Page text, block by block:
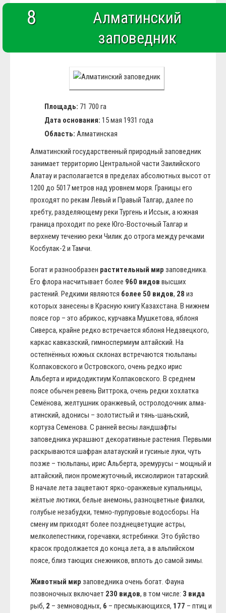
8
Алматинский
заповедник
Площадь: 71 700 га
Дата основания: 15 мая 1931 года
Область: Алматинская
Алматинский государственный природный заповедник
занимает территорию Центральной части Заилийского
Алатау и располагается в пределах абсолютных высот от
1200 до 5017 метров над уровнем моря. Границы его
проходят по рекам Левый и Правый Талгар, далее по
хребту, разделяющему реки Тургень и Иссык, а южная
граница проходит по реке Юго-Восточный Талгар и
верхнему течению реки Чилик до отрога между речками
Косбулак-2 и Тамчи.
Богат и разнообразен растительный мир заповедника.
Его флора насчитывает более 960 видов высших
растений. Редкими являются более 50 видов, 28 из
которых занесены в Красную книгу Казахстана. В нижнем
поясе гор – это абрикос, курчавка Мушкетова, яблоня
Сиверса, крайне редко встречается яблоня Недзвецкого,
каркас кавказский, гимноспермиум алтайский. На
остепнённых южных склонах встречаются тюльпаны
Колпаковского и Островского, очень редко ирис
Альберта и иридодиктиум Колпаковского. В среднем
поясе обычен ревень Виттрока, очень редки хохлатка
Семёнова, желтушник оранжевый, остролодочник алма-
атинский, адонисы – золотистый и тянь-шаньский,
кортуза Семенова. С ранней весны ландшафты
заповедника украшают декоративные растения. Первыми
раскрываются шафран алатауский и гусиные луки, чуть
позже – тюльпаны, ирис Альберта, эремурусы – мощный и
алтайский, пион промежуточный, иксиолирион татарский.
В начале лета зацветают ярко-оранжевые купальницы,
жёлтые лютики, белые анемоны, разноцветные фиалки,
голубые незабудки, темно-пурпуровые водосборы. На
смену им приходят более позднецветущие астры,
мелколепестники, горечавки, ястребинки. Это буйство
красок продолжается до конца лета, а в альпийском
поясе, близ тающих снежников, вплоть до самой зимы.
Животный мир заповедника очень богат. Фауна
позвоночных включает 230 видов, в том числе: 3 вида
рыб, 2 – земноводных, 6 – пресмыкающихся, 177 – птиц и